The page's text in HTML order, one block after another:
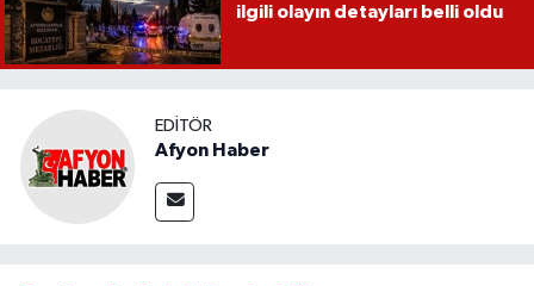
ilgili olayın detayları belli oldu
EDITÖR
Afyon Haber